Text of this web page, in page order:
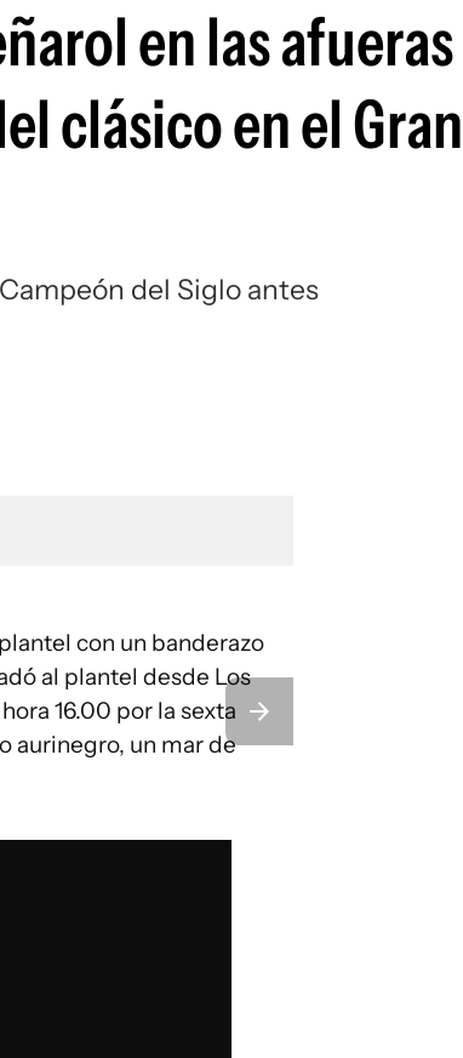
Siguenos en:
en las afueras
clásico en el Gran
del Siglo antes
con un banderazo
al plantel desde Los
16.00 por la sexta
aurinegro, un mar de